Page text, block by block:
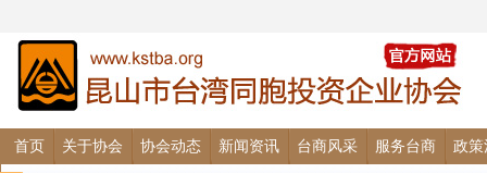
首页 关于协会 协会动态 新闻资讯 台商风采 服务台商 政策